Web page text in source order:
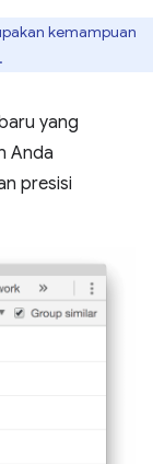
kemampuan
yang
Anda
presisi